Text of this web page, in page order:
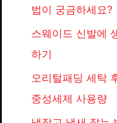
법이 궁금하세요?
스웨이드 신발에
하기
오리털패딩 세탁
중성세제 사용량